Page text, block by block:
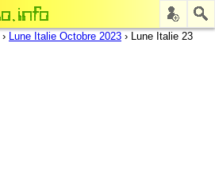
› Lune Italie Octobre 2023 › Lune Italie 23